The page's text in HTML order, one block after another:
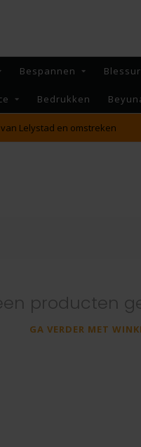
Bespannen
Bedrukken
Lelystad en omstreken
producten
GA VERDER MET